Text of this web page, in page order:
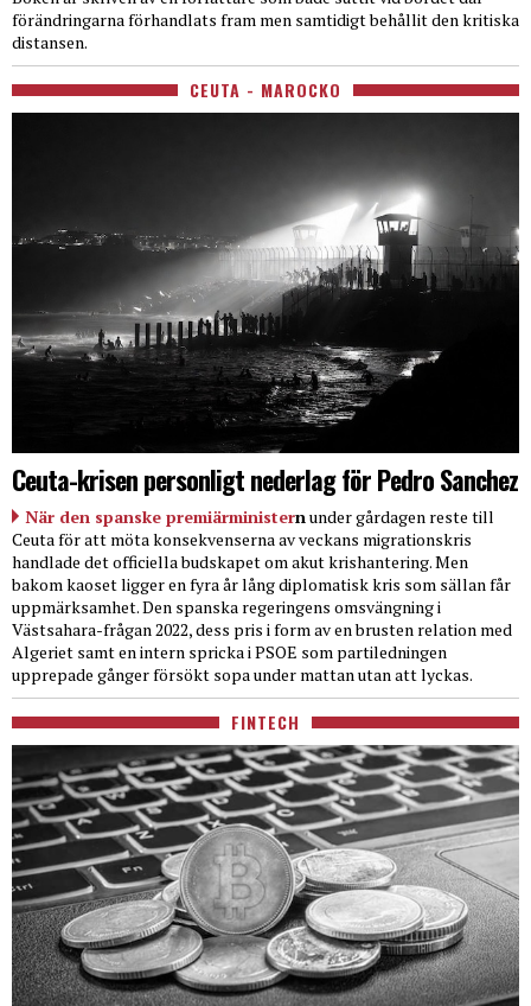
förändringarna förhandlats fram men samtidigt behållit den kritiska
distansen.
CEUTA - MAROCKO
Ceuta-krisen personligt nederlag för Pedro Sanchez
När den spanske premiärministernunder gårdagen reste till
Ceuta för att möta konsekvenserna av veckans migrationskris
handlade det officiella budskapet om akut krishantering. Men
bakom kaoset ligger en fyra år lång diplomatisk kris som sällan får
uppmärksamhet. Den spanska regeringens omsvängning i
Västsahara-frågan 2022, dess pris i form av en brusten relation med
Algeriet samt en intern spricka i PSOE som partiledningen
upprepade gånger försökt sopa under mattan utan att lyckas.
FINTECH